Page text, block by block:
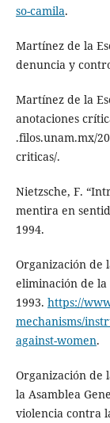
so-camila.
Martínez de la
denuncia y
Martínez de la
anotaciones
.filos.unam.mx/
criticas/.
Nietzsche, F.
mentira en
1994.
Organización de
eliminación de
1993. https://
mechanisms/
against-women.
Organización de
la Asamblea
violencia contra